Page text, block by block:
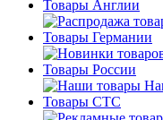
Товары Англии
Товары Германии
Товары России
Товары СТС